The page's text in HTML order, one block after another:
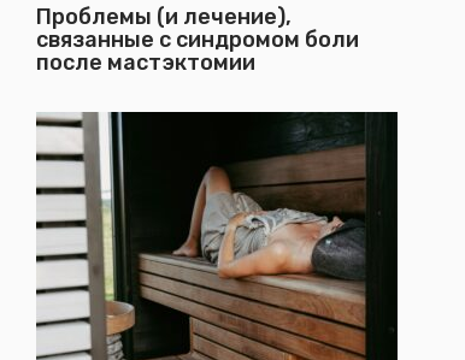
Проблемы (и лечение),
связанные с синдромом боли
после мастэктомии